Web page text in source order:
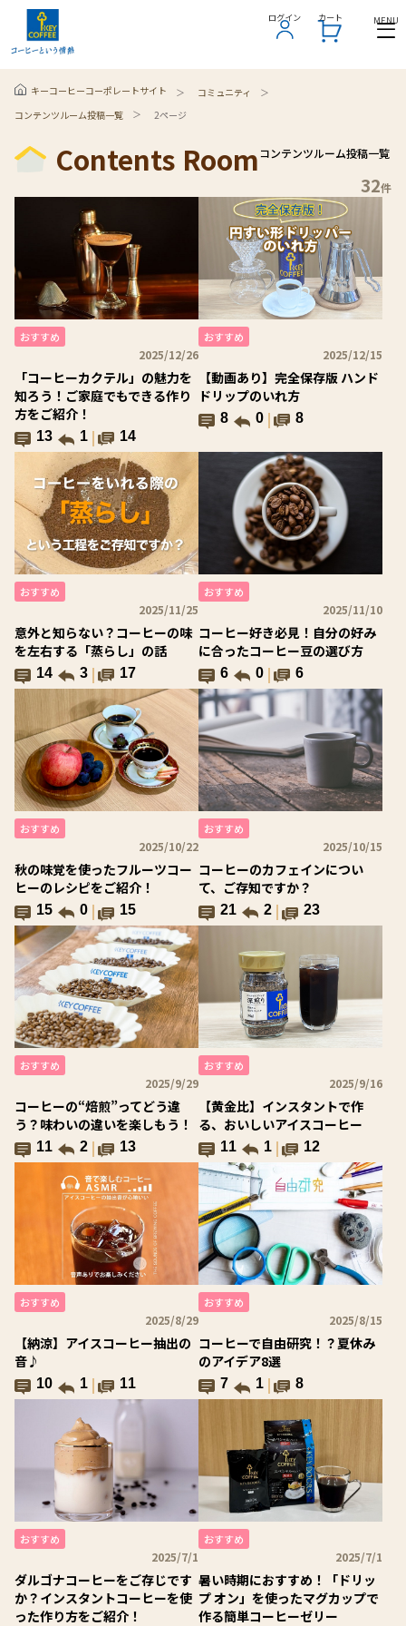
ログイン カート MENU
ログイン カート MENU
キーコーヒーコーポレートサイト
コミュニティ
コンテンツルーム投稿一覧
2ページ
Contents Roomコンテンツルーム投稿一覧
32件
PICK UP
おすすめ
2025/12/26
「コーヒーカクテル」の魅力を
知ろう！ご家庭でもできる作り
方をご紹介！
13 1 14
PICK UP
おすすめ
2025/12/15
【動画あり】完全保存版 ハンド
ドリップのいれ方
8 0 8
PICK UP
おすすめ
2025/11/25
意外と知らない？コーヒーの味
を左右する「蒸らし」の話
14 3 17
PICK UP
おすすめ
2025/11/10
コーヒー好き必見！自分の好み
に合ったコーヒー豆の選び方
6 0 6
PICK UP
おすすめ
2025/10/22
秋の味覚を使ったフルーツコー
ヒーのレシピをご紹介！
15 0 15
PICK UP
おすすめ
2025/10/15
コーヒーのカフェインについ
て、ご存知ですか？
21 2 23
PICK UP
おすすめ
2025/9/29
コーヒーの“焙煎”ってどう違
う？味わいの違いを楽しもう！
11 2 13
PICK UP
おすすめ
2025/9/16
【黄金比】インスタントで作
る、おいしいアイスコーヒー
11 1 12
PICK UP
おすすめ
2025/8/29
【納涼】アイスコーヒー抽出の
音♪
10 1 11
PICK UP
おすすめ
2025/8/15
コーヒーで自由研究！？夏休み
のアイデア8選
7 1 8
PICK UP
おすすめ
2025/7/1
ダルゴナコーヒーをご存じです
か？インスタントコーヒーを使
った作り方をご紹介！
PICK UP
おすすめ
2025/7/1
暑い時期におすすめ！「ドリッ
プ オン」を使ったマグカップで
作る簡単コーヒーゼリー